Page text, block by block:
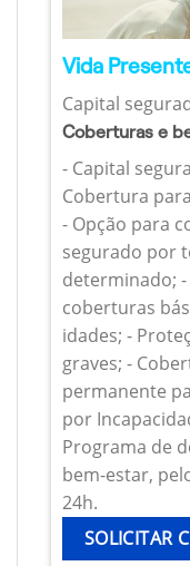
Vida
Capital
Coberturas e
- Capital
Cobertura
- Opção para
segurado por
determinado;
coberturas
idades; -
graves; -
permanente
por
Programa de
bem-estar,
24h.
SOLICITAR